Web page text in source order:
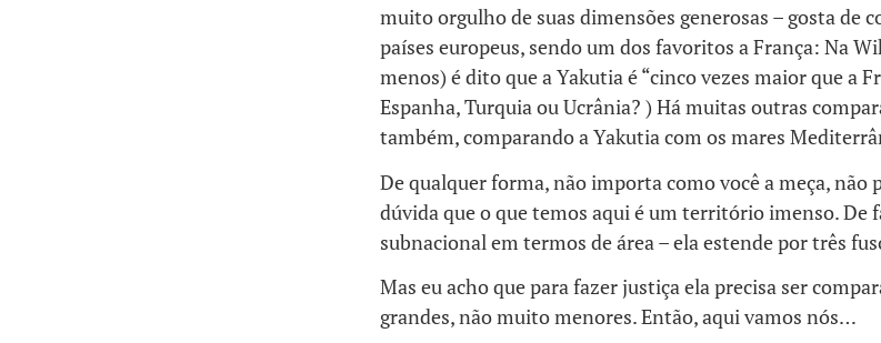
muito orgulho de suas dimensões generosas – gosta de
países europeus, sendo um dos favoritos a França: Na
menos) é dito que a Yakutia é “cinco vezes maior que a
Espanha, Turquia ou Ucrânia? ) Há muitas outras
também, comparando a Yakutia com os mares
De qualquer forma, não importa como você a meça, não
dúvida que o que temos aqui é um território imenso. De
subnacional em termos de área – ela estende por três
Mas eu acho que para fazer justiça ela precisa ser
grandes, não muito menores. Então, aqui vamos nós…